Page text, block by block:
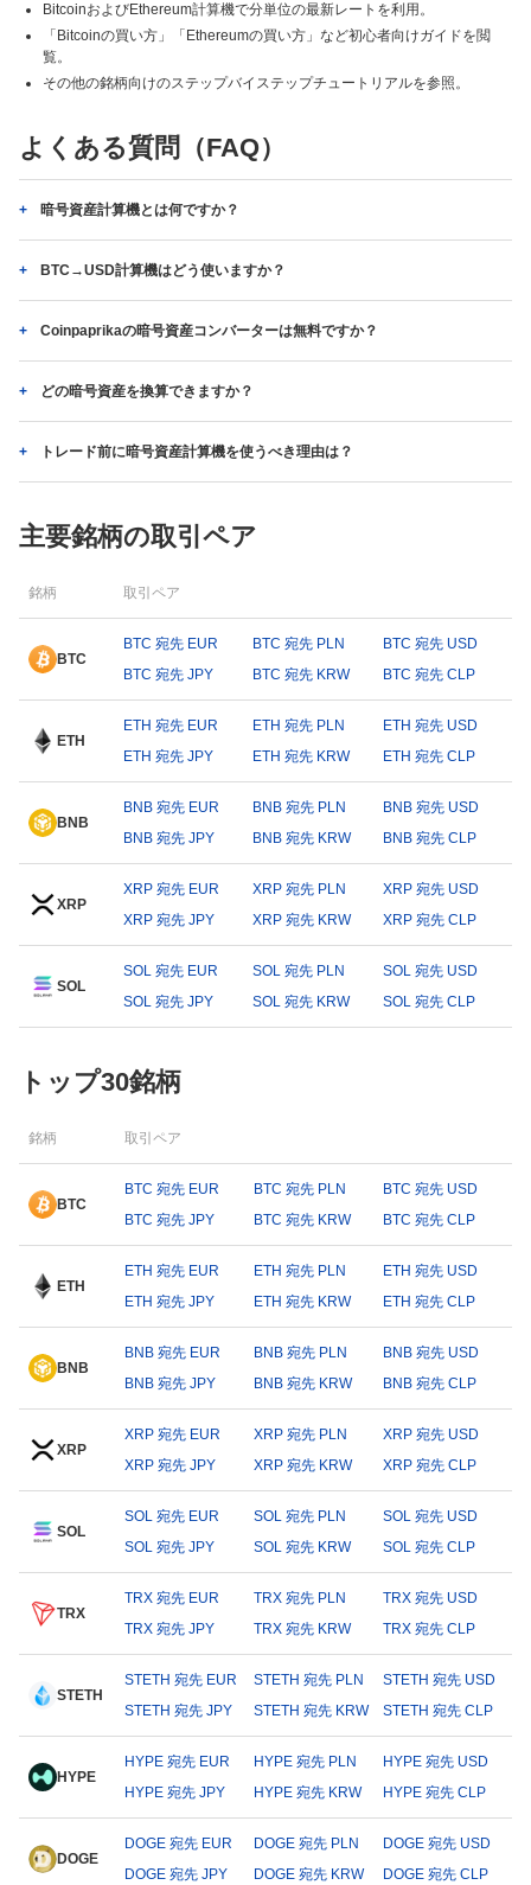
BitcoinおよびEthereum計算機で分単位の最新レートを利用。
「Bitcoinの買い方」「Ethereumの買い方」など初心者向けガイドを閲
覧。
その他の銘柄向けのステップバイステップチュートリアルを参照。
よくある質問（FAQ）
暗号資産計算機とは何ですか？
BTC→USD計算機はどう使いますか？
Coinpaprikaの暗号資産コンバーターは無料ですか？
どの暗号資産を換算できますか？
トレード前に暗号資産計算機を使うべき理由は？
主要銘柄の取引ペア
銘柄 取引ペア
BTC
BTC 宛先 EUR BTC 宛先 PLN
BTC 宛先 USD
BTC 宛先 JPY
BTC 宛先 KRW BTC 宛先 CLP
ETH
ETH 宛先 EUR ETH 宛先 PLN
ETH 宛先 USD
ETH 宛先 JPY
ETH 宛先 KRW ETH 宛先 CLP
BNB
BNB 宛先 EUR BNB 宛先 PLN
BNB 宛先 USD
BNB 宛先 JPY
BNB 宛先 KRW BNB 宛先 CLP
XRP
XRP 宛先 EUR XRP 宛先 PLN
XRP 宛先 USD
XRP 宛先 JPY
XRP 宛先 KRW XRP 宛先 CLP
SOL
SOL 宛先 EUR SOL 宛先 PLN
SOL 宛先 USD
SOL 宛先 JPY
SOL 宛先 KRW SOL 宛先 CLP
トップ30銘柄
銘柄 取引ペア
BTC
BTC 宛先 EUR BTC 宛先 PLN
BTC 宛先 USD
BTC 宛先 JPY
BTC 宛先 KRW BTC 宛先 CLP
ETH
ETH 宛先 EUR ETH 宛先 PLN
ETH 宛先 USD
ETH 宛先 JPY
ETH 宛先 KRW ETH 宛先 CLP
BNB
BNB 宛先 EUR BNB 宛先 PLN
BNB 宛先 USD
BNB 宛先 JPY
BNB 宛先 KRW BNB 宛先 CLP
XRP
XRP 宛先 EUR XRP 宛先 PLN
XRP 宛先 USD
XRP 宛先 JPY
XRP 宛先 KRW XRP 宛先 CLP
SOL
SOL 宛先 EUR SOL 宛先 PLN
SOL 宛先 USD
SOL 宛先 JPY
SOL 宛先 KRW SOL 宛先 CLP
TRX
TRX 宛先 EUR TRX 宛先 PLN
TRX 宛先 USD
TRX 宛先 JPY
TRX 宛先 KRW TRX 宛先 CLP
STETH
STETH 宛先 EUR STETH 宛先 PLN
STETH 宛先 USD
STETH 宛先 JPY
STETH 宛先 KRW STETH 宛先 CLP
HYPE
HYPE 宛先 EUR HYPE 宛先 PLN
HYPE 宛先 USD
HYPE 宛先 JPY
HYPE 宛先 KRW HYPE 宛先 CLP
DOGE
DOGE 宛先 EUR DOGE 宛先 PLN
DOGE 宛先 USD
DOGE 宛先 JPY
DOGE 宛先 KRW DOGE 宛先 CLP